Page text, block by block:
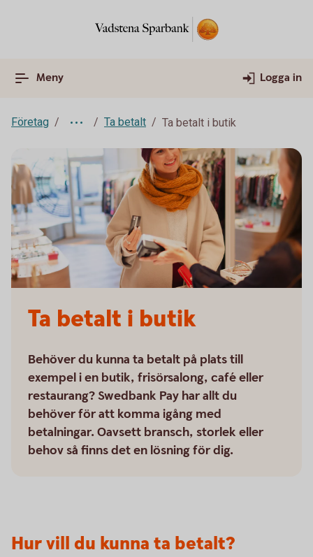
Meny Logga in
Företag Ta betalt Ta betalt i butik
Ta betalt i butik
Behöver du kunna ta betalt på plats till
exempel i en butik, frisörsalong, café eller
restaurang? Swedbank Pay har allt du
behöver för att komma igång med
betalningar. Oavsett bransch, storlek eller
behov så finns det en lösning för dig.
Hur vill du kunna ta betalt?